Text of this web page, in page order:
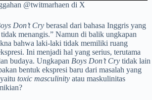
@twitmarhaen di X
Don’t Cry berasal dari bahasa Inggris yang
menangis.” Namun di balik ungkapan
bahwa laki-laki tidak memiliki ruang
Ini menjadi hal yang serius, terutama
budaya. Ungkapan Boys Don’t Cry tidak lain
bentuk ekspresi baru dari masalah yang
toxic masculinity atau maskulinitas